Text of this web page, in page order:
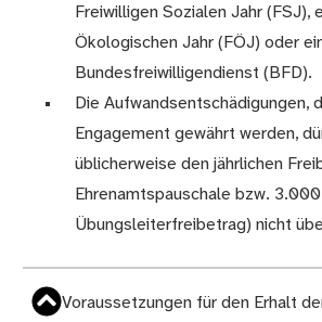
Freiwilligen Sozialen Jahr (FSJ),
Ökologischen Jahr (FÖJ) oder
Bundesfreiwilligendienst (BFD).
Die Aufwandsentschädigungen,
Engagement gewährt werden,
üblicherweise den jährlichen
Ehrenamtspauschale bzw.
Übungsleiterfreibetrag) nicht
Voraussetzungen für den Erhalt